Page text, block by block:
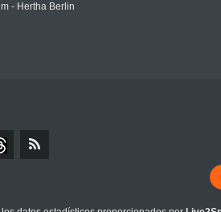
- Hertha Berlin